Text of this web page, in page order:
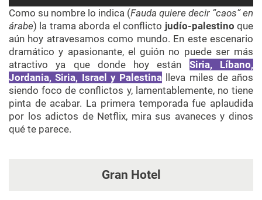
Como su nombre lo indica (Fauda quiere decir “caos” en
árabe) la trama aborda el conflicto judío-palestino que
aún hoy atravesamos como mundo. En este escenario
dramático y apasionante, el guión no puede ser más
atractivo ya que donde hoy están Siria, Líbano,
Jordania, Siria, Israel y Palestina lleva miles de años
siendo foco de conflictos y, lamentablemente, no tiene
pinta de acabar. La primera temporada fue aplaudida
por los adictos de Netflix, mira sus avaneces y dinos
qué te parece.
Gran Hotel